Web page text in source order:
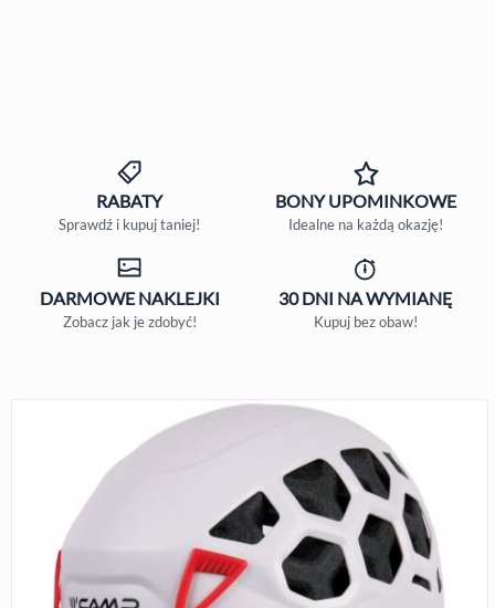
RABATY
Sprawdź i kupuj taniej!
BONYUPOMINKOWE
Idealne na każdą okazję!
DARMOWENAKLEJKI
Zobacz jak je zdobyć!
30 DNI NA WYMIANĘ
Kupuj bez obaw!